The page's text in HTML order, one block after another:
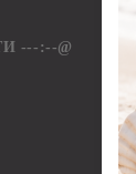
---:--@